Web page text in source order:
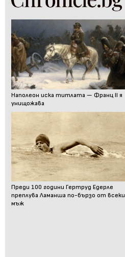
Наполеон иска титлата — Франц II я
унищожава
Преди 100 години Гертруд Едерле
преплува Ламанша по-бързо от всеки
мъж